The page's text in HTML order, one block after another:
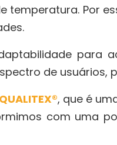
temperatura. Por
para
de usuários,
, que é
com uma